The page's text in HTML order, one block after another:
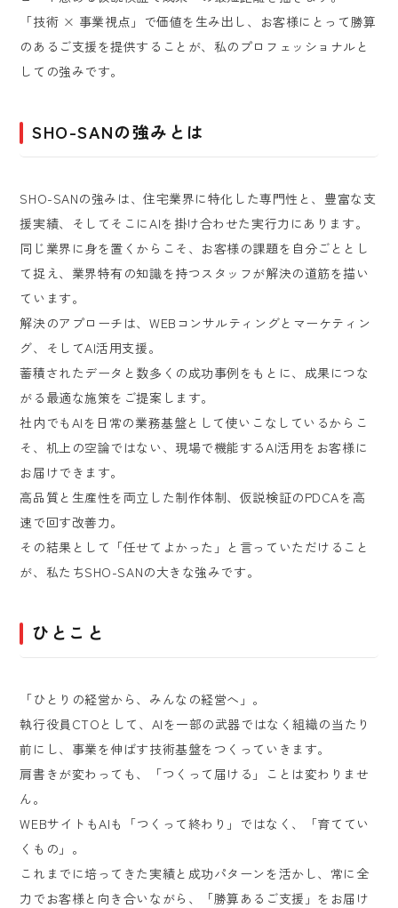
「技術 × 事業視点」で価値を生み出し、お客様にとって勝算
のあるご支援を提供することが、私のプロフェッショナルと
しての強みです。
SHO-SANの強みとは
SHO-SANの強みは、住宅業界に特化した専門性と、豊富な支
援実績、そしてそこにAIを掛け合わせた実行力にあります。
同じ業界に身を置くからこそ、お客様の課題を自分ごととし
て捉え、業界特有の知識を持つスタッフが解決の道筋を描い
ています。
解決のアプローチは、WEBコンサルティングとマーケティン
グ、そしてAI活用支援。
蓄積されたデータと数多くの成功事例をもとに、成果につな
がる最適な施策をご提案します。
社内でもAIを日常の業務基盤として使いこなしているからこ
そ、机上の空論ではない、現場で機能するAI活用をお客様に
お届けできます。
高品質と生産性を両立した制作体制、仮説検証のPDCAを高
速で回す改善力。
その結果として「任せてよかった」と言っていただけること
が、私たちSHO-SANの大きな強みです。
ひとこと
「ひとりの経営から、みんなの経営へ」。
執行役員CTOとして、AIを一部の武器ではなく組織の当たり
前にし、事業を伸ばす技術基盤をつくっていきます。
肩書きが変わっても、「つくって届ける」ことは変わりませ
ん。
WEBサイトもAIも「つくって終わり」ではなく、「育ててい
くもの」。
これまでに培ってきた実績と成功パターンを活かし、常に全
力でお客様と向き合いながら、「勝算あるご支援」をお届け